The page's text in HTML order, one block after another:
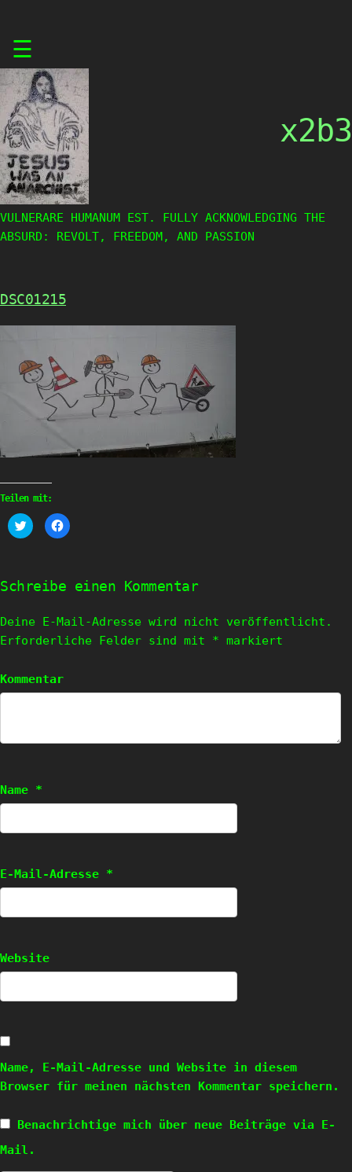
content
☰
x2b3
VULNERARE HUMANUM EST. FULLY ACKNOWLEDGING THE
ABSURD: REVOLT, FREEDOM, AND PASSION
DSC01215
Teilen mit:
Klick,
um
(Wird
in
geöffnet)
Klick,
um
(Wird
in
geöffnet)
Schreibe einen Kommentar
Deine E-Mail-Adresse wird nicht veröffentlicht.
Erforderliche Felder sind mit * markiert
Kommentar
Name *
E-Mail-Adresse *
Website
Name, E-Mail-Adresse und Website in diesem
Browser für meinen nächsten Kommentar speichern.
Benachrichtige mich über neue Beiträge via E-
Mail.